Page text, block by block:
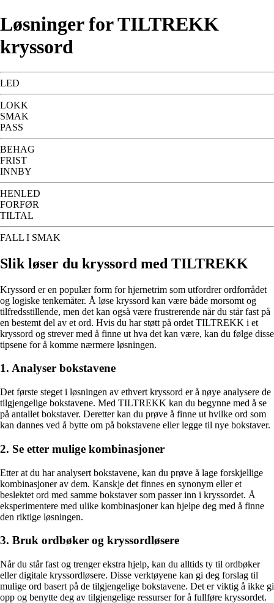
Løsninger for TILTREKK
kryssord
LED
LOKK
SMAK
PASS
BEHAG
FRIST
INNBY
HENLED
FORFØR
TILTAL
FALL I SMAK
Slik løser du kryssord med TILTREKK
Kryssord er en populær form for hjernetrim som utfordrer ordforrådet
og logiske tenkemåter. Å løse kryssord kan være både morsomt og
tilfredsstillende, men det kan også være frustrerende når du står fast på
en bestemt del av et ord. Hvis du har støtt på ordet TILTREKK i et
kryssord og strever med å finne ut hva det kan være, kan du følge disse
tipsene for å komme nærmere løsningen.
1. Analyser bokstavene
Det første steget i løsningen av ethvert kryssord er å nøye analysere de
tilgjengelige bokstavene. Med TILTREKK kan du begynne med å se
på antallet bokstaver. Deretter kan du prøve å finne ut hvilke ord som
kan dannes ved å bytte om på bokstavene eller legge til nye bokstaver.
2. Se etter mulige kombinasjoner
Etter at du har analysert bokstavene, kan du prøve å lage forskjellige
kombinasjoner av dem. Kanskje det finnes en synonym eller et
beslektet ord med samme bokstaver som passer inn i kryssordet. Å
eksperimentere med ulike kombinasjoner kan hjelpe deg med å finne
den riktige løsningen.
3. Bruk ordbøker og kryssordløsere
Når du står fast og trenger ekstra hjelp, kan du alltids ty til ordbøker
eller digitale kryssordløsere. Disse verktøyene kan gi deg forslag til
mulige ord basert på de tilgjengelige bokstavene. Det er viktig å ikke gi
opp og benytte deg av tilgjengelige ressurser for å fullføre kryssordet.